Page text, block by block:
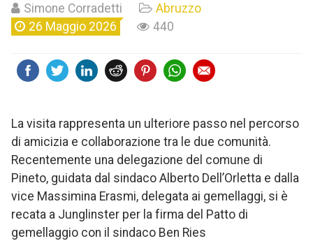
Simone Corradetti
Abruzzo
26 Maggio 2026
440
La visita rappresenta un ulteriore passo nel percorso
di amicizia e collaborazione tra le due comunità.
Recentemente una delegazione del comune di
Pineto, guidata dal sindaco Alberto Dell’Orletta e dalla
vice Massimina Erasmi, delegata ai gemellaggi, si è
recata a Junglinster per la firma del Patto di
gemellaggio con il sindaco Ben Ries